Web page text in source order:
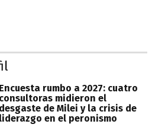
Encuesta rumbo a 2027: cuatro
consultoras midieron el
desgaste de Milei y la crisis de
liderazgo en el peronismo